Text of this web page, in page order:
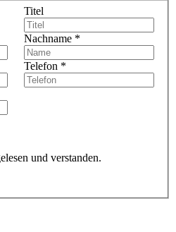
Titel
Nachname *
Telefon *
und verstanden.